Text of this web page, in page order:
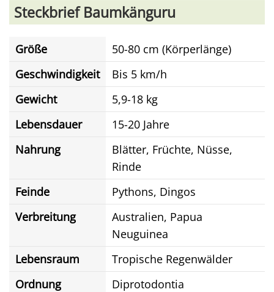
Steckbrief Baumkänguru
Größe
50-80 cm (Körperlänge)
Geschwindigkeit
Bis 5 km/h
Gewicht
5,9-18 kg
Lebensdauer
15-20 Jahre
Nahrung
Blätter, Früchte, Nüsse,
Rinde
Feinde
Pythons, Dingos
Verbreitung
Australien, Papua
Neuguinea
Lebensraum
Tropische Regenwälder
Ordnung
Diprotodontia